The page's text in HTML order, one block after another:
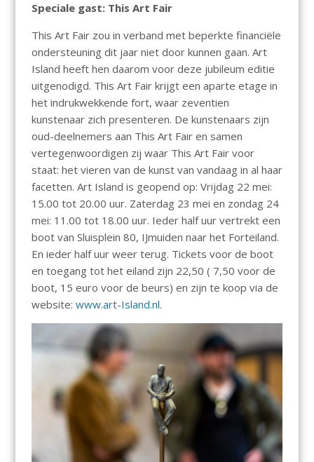
Speciale gast: This Art Fair
This Art Fair zou in verband met beperkte financiële
ondersteuning dit jaar niet door kunnen gaan. Art
Island heeft hen daarom voor deze jubileum editie
uitgenodigd. This Art Fair krijgt een aparte etage in
het indrukwekkende fort, waar zeventien
kunstenaar zich presenteren. De kunstenaars zijn
oud-deelnemers aan This Art Fair en samen
vertegenwoordigen zij waar This Art Fair voor
staat: het vieren van de kunst van vandaag in al haar
facetten. Art Island is geopend op: Vrijdag 22 mei:
15.00 tot 20.00 uur. Zaterdag 23 mei en zondag 24
mei: 11.00 tot 18.00 uur. Ieder half uur vertrekt een
boot van Sluisplein 80, IJmuiden naar het Forteiland.
En ieder half uur weer terug. Tickets voor de boot
en toegang tot het eiland zijn 22,50 ( 7,50 voor de
boot, 15 euro voor de beurs) en zijn te koop via de
website: www.art-Island.nl.